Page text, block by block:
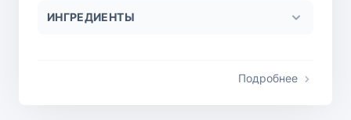
ИНГРЕДИЕНТЫ
Подробнее